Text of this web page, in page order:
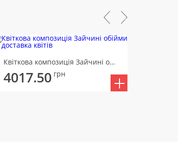
Квіткова композиція Зайчині обійми
4017.50 грн